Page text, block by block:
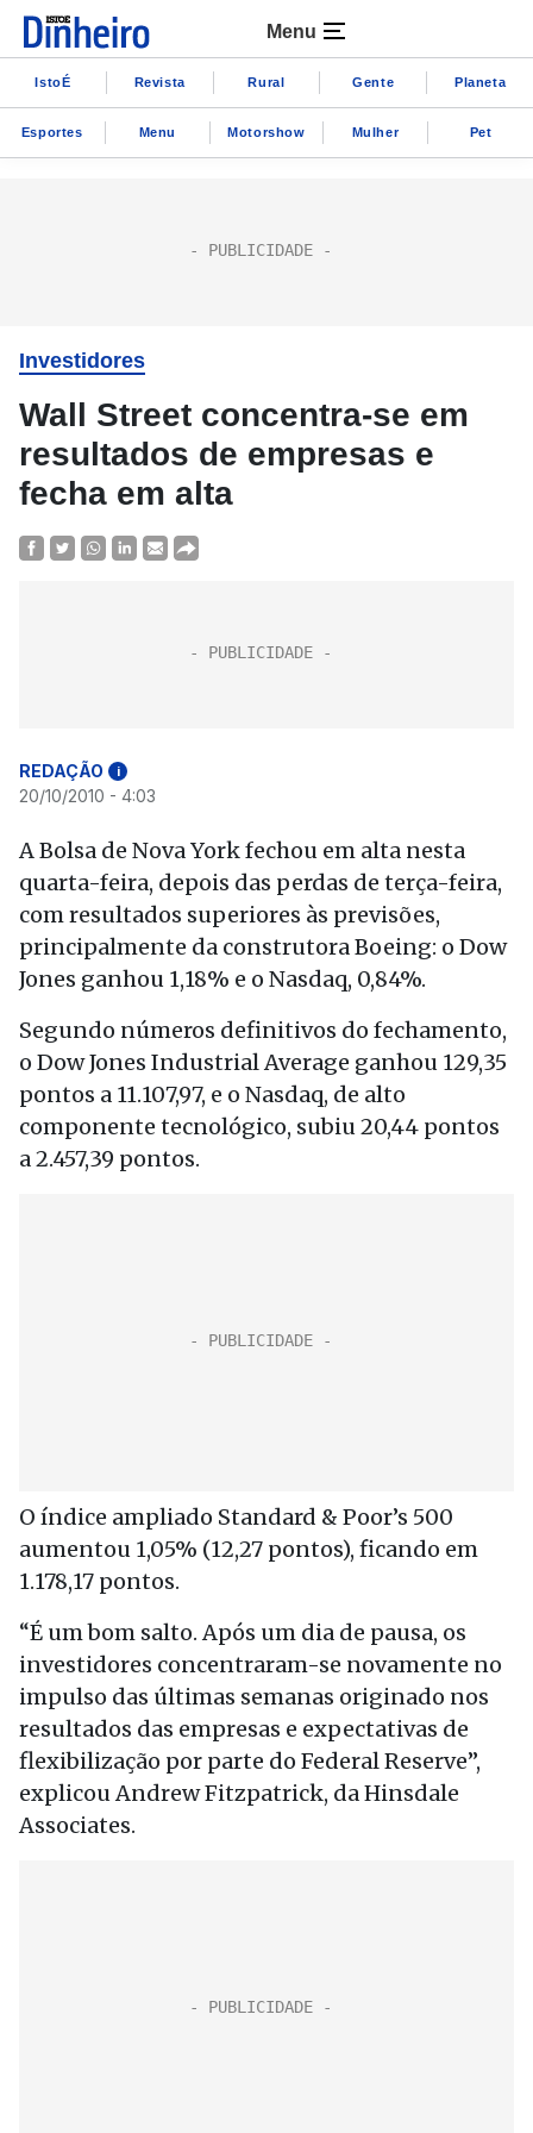
Menu
IstoÉ Revista Rural Gente Planeta
Esportes Menu Motorshow Mulher Pet
Investidores
Wall Street concentra-se em
resultados de empresas e
fecha em alta
REDAÇÃO i
20/10/2010 - 4:03
A Bolsa de Nova York fechou em alta nesta
quarta-feira, depois das perdas de terça-feira,
com resultados superiores às previsões,
principalmente da construtora Boeing: o Dow
Jones ganhou 1,18% e o Nasdaq, 0,84%.
Segundo números definitivos do fechamento,
o Dow Jones Industrial Average ganhou 129,35
pontos a 11.107,97, e o Nasdaq, de alto
componente tecnológico, subiu 20,44 pontos
a 2.457,39 pontos.
O índice ampliado Standard & Poor’s 500
aumentou 1,05% (12,27 pontos), ficando em
1.178,17 pontos.
“É um bom salto. Após um dia de pausa, os
investidores concentraram-se novamente no
impulso das últimas semanas originado nos
resultados das empresas e expectativas de
flexibilização por parte do Federal Reserve”,
explicou Andrew Fitzpatrick, da Hinsdale
Associates.